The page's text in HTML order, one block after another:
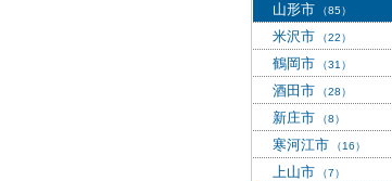
山形市 （85）
米沢市 （22）
鶴岡市 （31）
酒田市 （28）
新庄市 （8）
寒河江市 （16）
上山市 （7）